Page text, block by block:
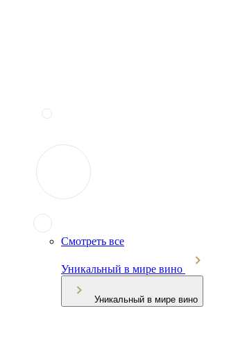
Смотреть все
Уникальный в мире вино
Уникальный в мире вино